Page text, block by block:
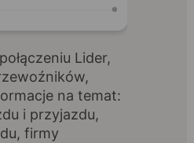
Lider,
na temat:
i przyjazdu,
firmy